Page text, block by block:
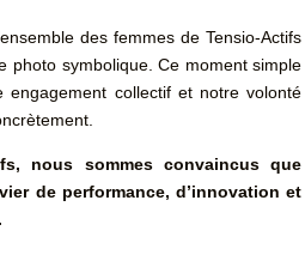
des femmes de Tensio-Actifs
photo symbolique. Ce moment simple
engagement collectif et notre volonté
nous sommes convaincus que
de performance, d’innovation et